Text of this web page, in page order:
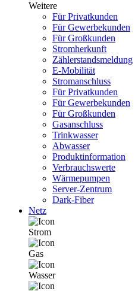
Weitere
Für Privatkunden
Für Gewerbekunden
Für Großkunden
Stromherkunft
Zählerstandsmeldung
E-Mobilität
Stromanschluss
Für Privatkunden
Für Gewerbekunden
Für Großkunden
Gasanschluss
Trinkwasser
Abwasser
Produktinformation
Verbrauchswerte
Wärmepumpen
Server-Zentrum
Dark-Fiber
Netz
Strom
Gas
Wasser